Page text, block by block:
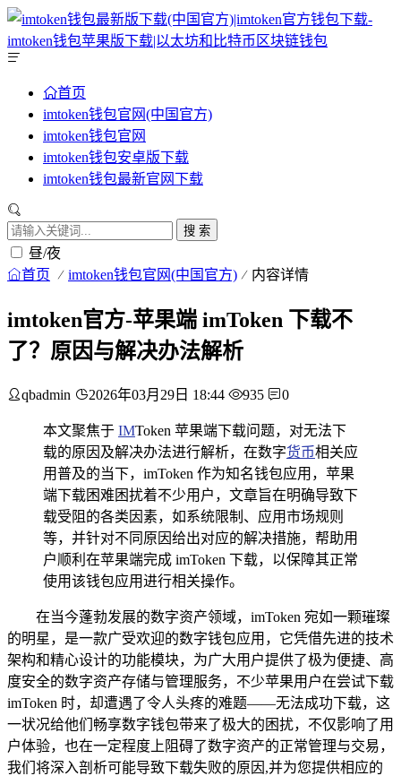
首页
imtoken钱包官网(中国官方)
imtoken钱包官网
imtoken钱包安卓版下载
imtoken钱包最新官网下载
搜 索
昼/夜
首页 imtoken钱包官网(中国官方) 内容详情
imtoken官方-苹果端 imToken 下载不
了？原因与解决办法解析
qbadmin 2026年03月29日 18:44 935 0
本文聚焦于 IMToken 苹果端下载问题，对无法下
载的原因及解决办法进行解析，在数字货币相关应
用普及的当下，imToken 作为知名钱包应用，苹果
端下载困难困扰着不少用户，文章旨在明确导致下
载受阻的各类因素，如系统限制、应用市场规则
等，并针对不同原因给出对应的解决措施，帮助用
户顺利在苹果端完成 imToken 下载，以保障其正常
使用该钱包应用进行相关操作。
在当今蓬勃发展的数字资产领域，imToken 宛如一颗璀璨
的明星，是一款广受欢迎的数字钱包应用，它凭借先进的技术
架构和精心设计的功能模块，为广大用户提供了极为便捷、高
度安全的数字资产存储与管理服务，不少苹果用户在尝试下载
imToken 时，却遭遇了令人头疼的难题——无法成功下载，这
一状况给他们畅享数字钱包带来了极大的困扰，不仅影响了用
户体验，也在一定程度上阻碍了数字资产的正常管理与交易，
我们将深入剖析可能导致下载失败的原因,并为您提供相应的